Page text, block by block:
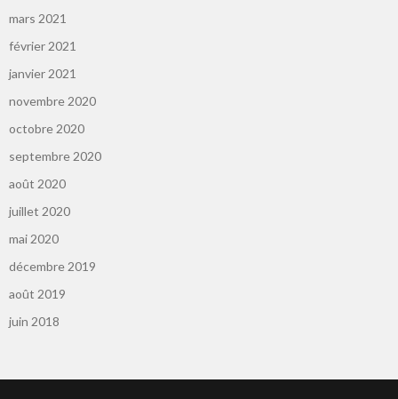
mars 2021
février 2021
janvier 2021
novembre 2020
octobre 2020
septembre 2020
août 2020
juillet 2020
mai 2020
décembre 2019
août 2019
juin 2018